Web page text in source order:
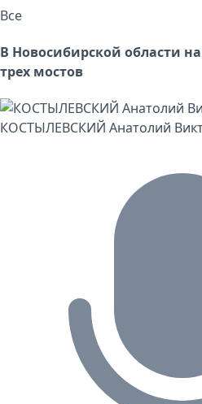
Все
В Новосибирской области
трех мостов
КОСТЫЛЕВСКИЙ Анатолий